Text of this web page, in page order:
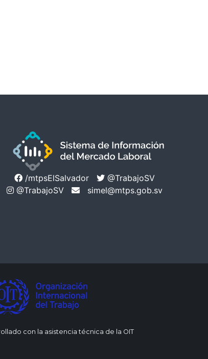
/mtpsElSalvador
@TrabajoSV
@TrabajoSV
simel@mtps.gob.sv
con la asistencia técnica de la OIT